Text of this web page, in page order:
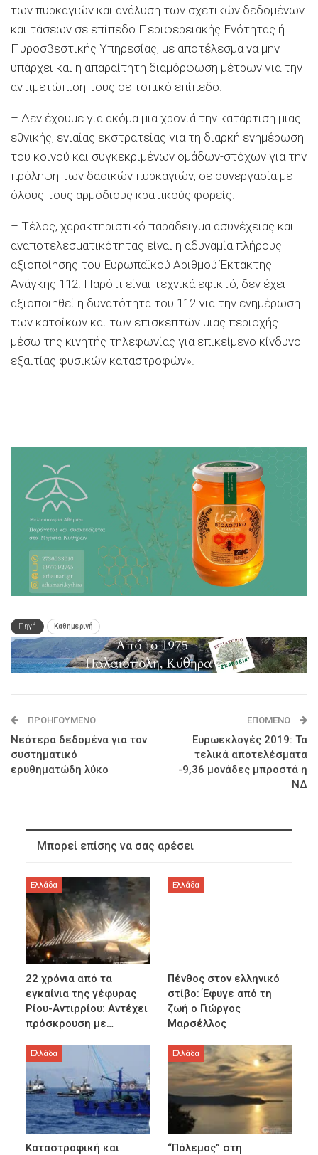
των πυρκαγιών και ανάλυση των σχετικών δεδομένων
και τάσεων σε επίπεδο Περιφερειακής Ενότητας ή
Πυροσβεστικής Υπηρεσίας, με αποτέλεσμα να μην
υπάρχει και η απαραίτητη διαμόρφωση μέτρων για την
αντιμετώπιση τους σε τοπικό επίπεδο.
– Δεν έχουμε για ακόμα μια χρονιά την κατάρτιση μιας
εθνικής, ενιαίας εκστρατείας για τη διαρκή ενημέρωση
του κοινού και συγκεκριμένων ομάδων-στόχων για την
πρόληψη των δασικών πυρκαγιών, σε συνεργασία με
όλους τους αρμόδιους κρατικούς φορείς.
– Τέλος, χαρακτηριστικό παράδειγμα ασυνέχειας και
αναποτελεσματικότητας είναι η αδυναμία πλήρους
αξιοποίησης του Ευρωπαϊκού Αριθμού Έκτακτης
Ανάγκης 112. Παρότι είναι τεχνικά εφικτό, δεν έχει
αξιοποιηθεί η δυνατότητα του 112 για την ενημέρωση
των κατοίκων και των επισκεπτών μιας περιοχής
μέσω της κινητής τηλεφωνίας για επικείμενο κίνδυνο
εξαιτίας φυσικών καταστροφών».
Πηγή Καθημερινή
ΠΡΟΗΓΟΎΜΕΝΟ
Νεότερα δεδομένα για τον
συστηματικό
ερυθηματώδη λύκο
ΕΠΌΜΕΝΟ
Ευρωεκλογές 2019: Τα
τελικά αποτελέσματα
-9,36 μονάδες μπροστά η
ΝΔ
Μπορεί επίσης να σας αρέσει
Ελλάδα
22 χρόνια από τα
εγκαίνια της γέφυρας
Ρίου-Αντιρρίου: Αντέχει
πρόσκρουση με…
Ελλάδα
Πένθος στον ελληνικό
στίβο: Έφυγε από τη
ζωή ο Γιώργος
Μαρσέλλος
Ελλάδα
Καταστροφική και
Ελλάδα
“Πόλεμος” στη